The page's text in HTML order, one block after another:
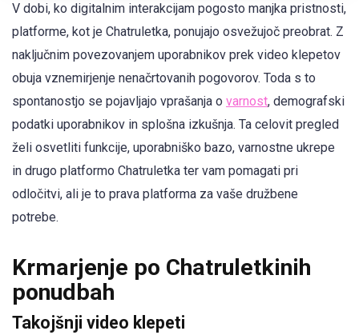
V dobi, ko digitalnim interakcijam pogosto manjka pristnosti,
platforme, kot je Chatruletka, ponujajo osvežujoč preobrat. Z
naključnim povezovanjem uporabnikov prek video klepetov
obuja vznemirjenje nenačrtovanih pogovorov. Toda s to
spontanostjo se pojavljajo vprašanja o varnost, demografski
podatki uporabnikov in splošna izkušnja. Ta celovit pregled
želi osvetliti funkcije, uporabniško bazo, varnostne ukrepe
in drugo platformo Chatruletka ter vam pomagati pri
odločitvi, ali je to prava platforma za vaše družbene
potrebe.
Krmarjenje po Chatruletkinih
ponudbah
Takojšnji video klepeti